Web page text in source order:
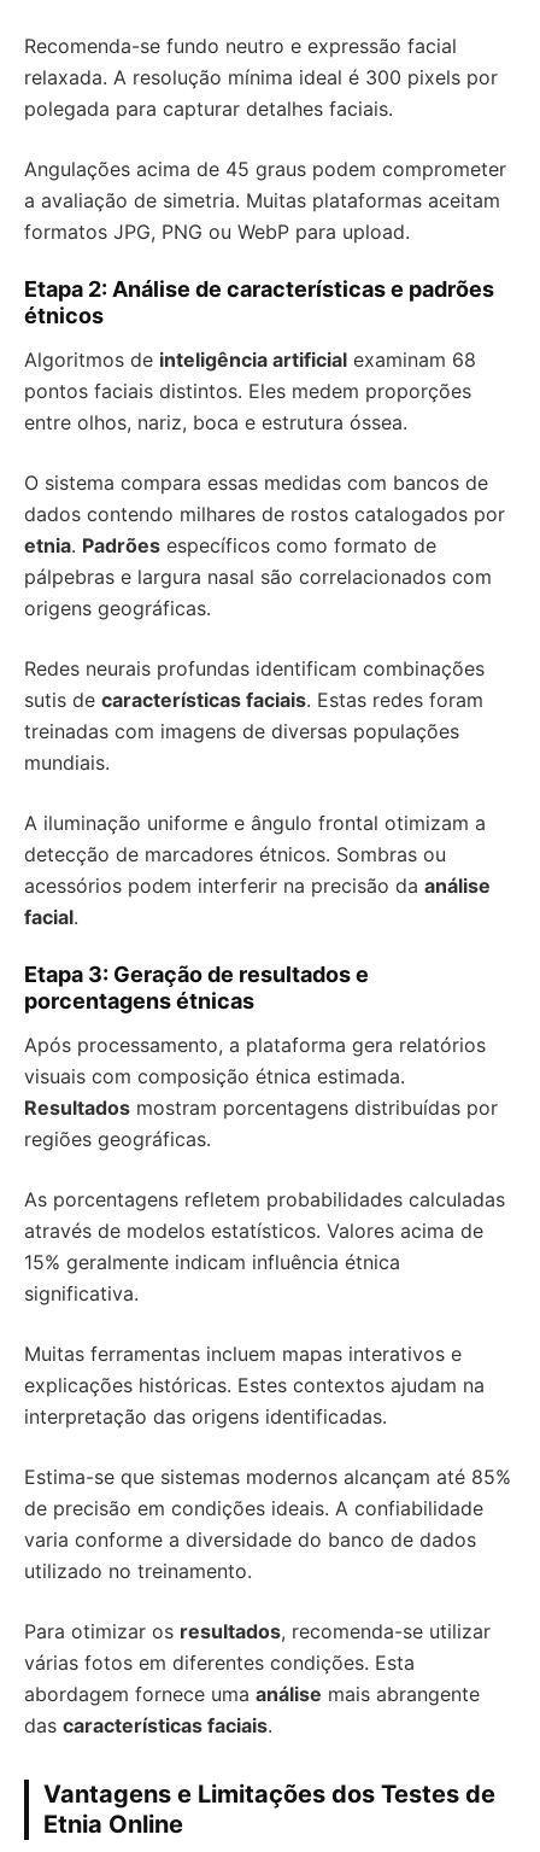
Recomenda-se fundo neutro e expressão facial
relaxada. A resolução mínima ideal é 300 pixels por
polegada para capturar detalhes faciais.
Angulações acima de 45 graus podem comprometer
a avaliação de simetria. Muitas plataformas aceitam
formatos JPG, PNG ou WebP para upload.
Etapa 2: Análise de características e padrões
étnicos
Algoritmos de inteligência artificial examinam 68
pontos faciais distintos. Eles medem proporções
entre olhos, nariz, boca e estrutura óssea.
O sistema compara essas medidas com bancos de
dados contendo milhares de rostos catalogados por
etnia. Padrões específicos como formato de
pálpebras e largura nasal são correlacionados com
origens geográficas.
Redes neurais profundas identificam combinações
sutis de características faciais. Estas redes foram
treinadas com imagens de diversas populações
mundiais.
A iluminação uniforme e ângulo frontal otimizam a
detecção de marcadores étnicos. Sombras ou
acessórios podem interferir na precisão da análise
facial.
Etapa 3: Geração de resultados e
porcentagens étnicas
Após processamento, a plataforma gera relatórios
visuais com composição étnica estimada.
Resultados mostram porcentagens distribuídas por
regiões geográficas.
As porcentagens refletem probabilidades calculadas
através de modelos estatísticos. Valores acima de
15% geralmente indicam influência étnica
significativa.
Muitas ferramentas incluem mapas interativos e
explicações históricas. Estes contextos ajudam na
interpretação das origens identificadas.
Estima-se que sistemas modernos alcançam até 85%
de precisão em condições ideais. A confiabilidade
varia conforme a diversidade do banco de dados
utilizado no treinamento.
Para otimizar os resultados, recomenda-se utilizar
várias fotos em diferentes condições. Esta
abordagem fornece uma análise mais abrangente
das características faciais.
Vantagens e Limitações dos Testes de
Etnia Online